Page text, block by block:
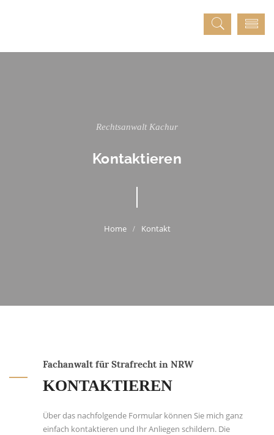
Rechtsanwalt Kachur
Kontaktieren
Kontakt
Fachanwalt für Strafrecht in NRW
KONTAKTIEREN
Über das nachfolgende Formular können Sie mich ganz
einfach kontaktieren und Ihr Anliegen schildern. Die